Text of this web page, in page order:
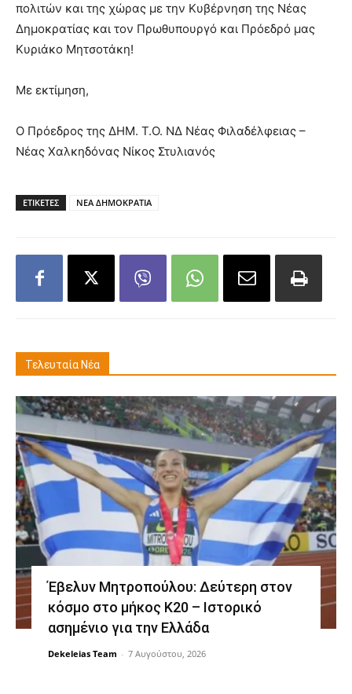
πολιτών και της χώρας με την Κυβέρνηση της Νέας
Δημοκρατίας και τον Πρωθυπουργό και Πρόεδρό μας
Κυριάκο Μητσοτάκη!
Με εκτίμηση,
Ο Πρόεδρος της ΔΗΜ. Τ.Ο. ΝΔ Νέας Φιλαδέλφειας –
Νέας Χαλκηδόνας Νίκος Στυλιανός
ΕΤΙΚΕΤΕΣ ΝΕΑ ΔΗΜΟΚΡΑΤΙΑ
Τελευταία Νέα
Έβελυν Μητροπούλου: Δεύτερη στον
κόσμο στο μήκος Κ20 – Ιστορικό
ασημένιο για την Ελλάδα
Dekeleias Team - 7 Αυγούστου, 2026